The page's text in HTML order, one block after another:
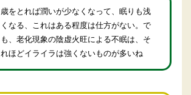
歳をとれば潤いが少なくなって、眠りも浅
くなる、これはある程度は仕方がない。で
も、老化現象の陰虚火旺による不眠は、そ
れほどイライラは強くないものが多いね